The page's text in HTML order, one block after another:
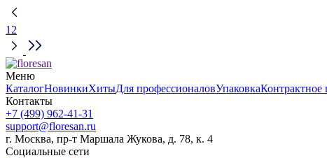
1 2
Меню
КаталогНовинкиХитыДля профессионаловУпаковкаКонтрактное
Контакты
+7 (499) 962-41-31
support@floresan.ru
г. Москва, пр-т Маршала Жукова, д. 78, к. 4
Социальные сети